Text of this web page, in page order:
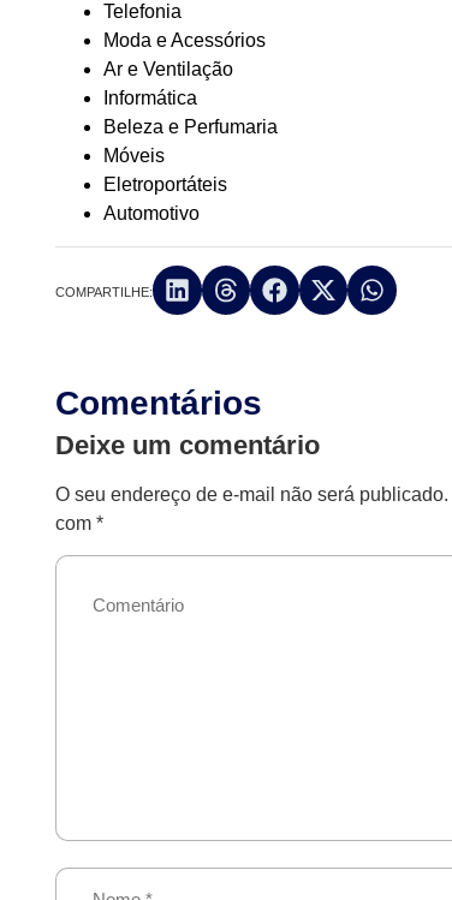
Telefonia
Moda e Acessórios
Ar e Ventilação
Informática
Beleza e Perfumaria
Móveis
Eletroportáteis
Automotivo
COMPARTILHE:
Comentários
Deixe um comentário
O seu endereço de e-mail não será publicado.
com*